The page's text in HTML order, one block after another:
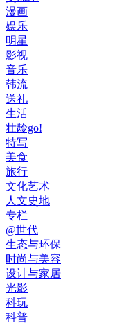
漫画
娱乐
明星
影视
音乐
韩流
送礼
生活
壮龄go!
特写
美食
旅行
文化艺术
人文史地
专栏
@世代
生态与环保
时尚与美容
设计与家居
光影
科玩
科普